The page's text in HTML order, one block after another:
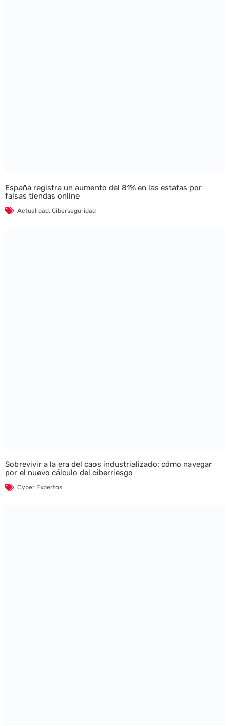
España registra un aumento del 81% en las estafas por
falsas tiendas online
Actualidad, Ciberseguridad
Sobrevivir a la era del caos industrializado: cómo navegar
por el nuevo cálculo del ciberriesgo
Cyber Expertos